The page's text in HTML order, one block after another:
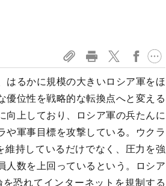
はるかに規模の大きいロシア軍をほ
位性を戦略的な転換点へと変える
向上しており、ロシア軍の兵たんに
軍事目標を攻撃している。ウクラ
持しているだけでなく、圧力を強
人数を上回っているという。ロシア
恐れてインターネットを規制する